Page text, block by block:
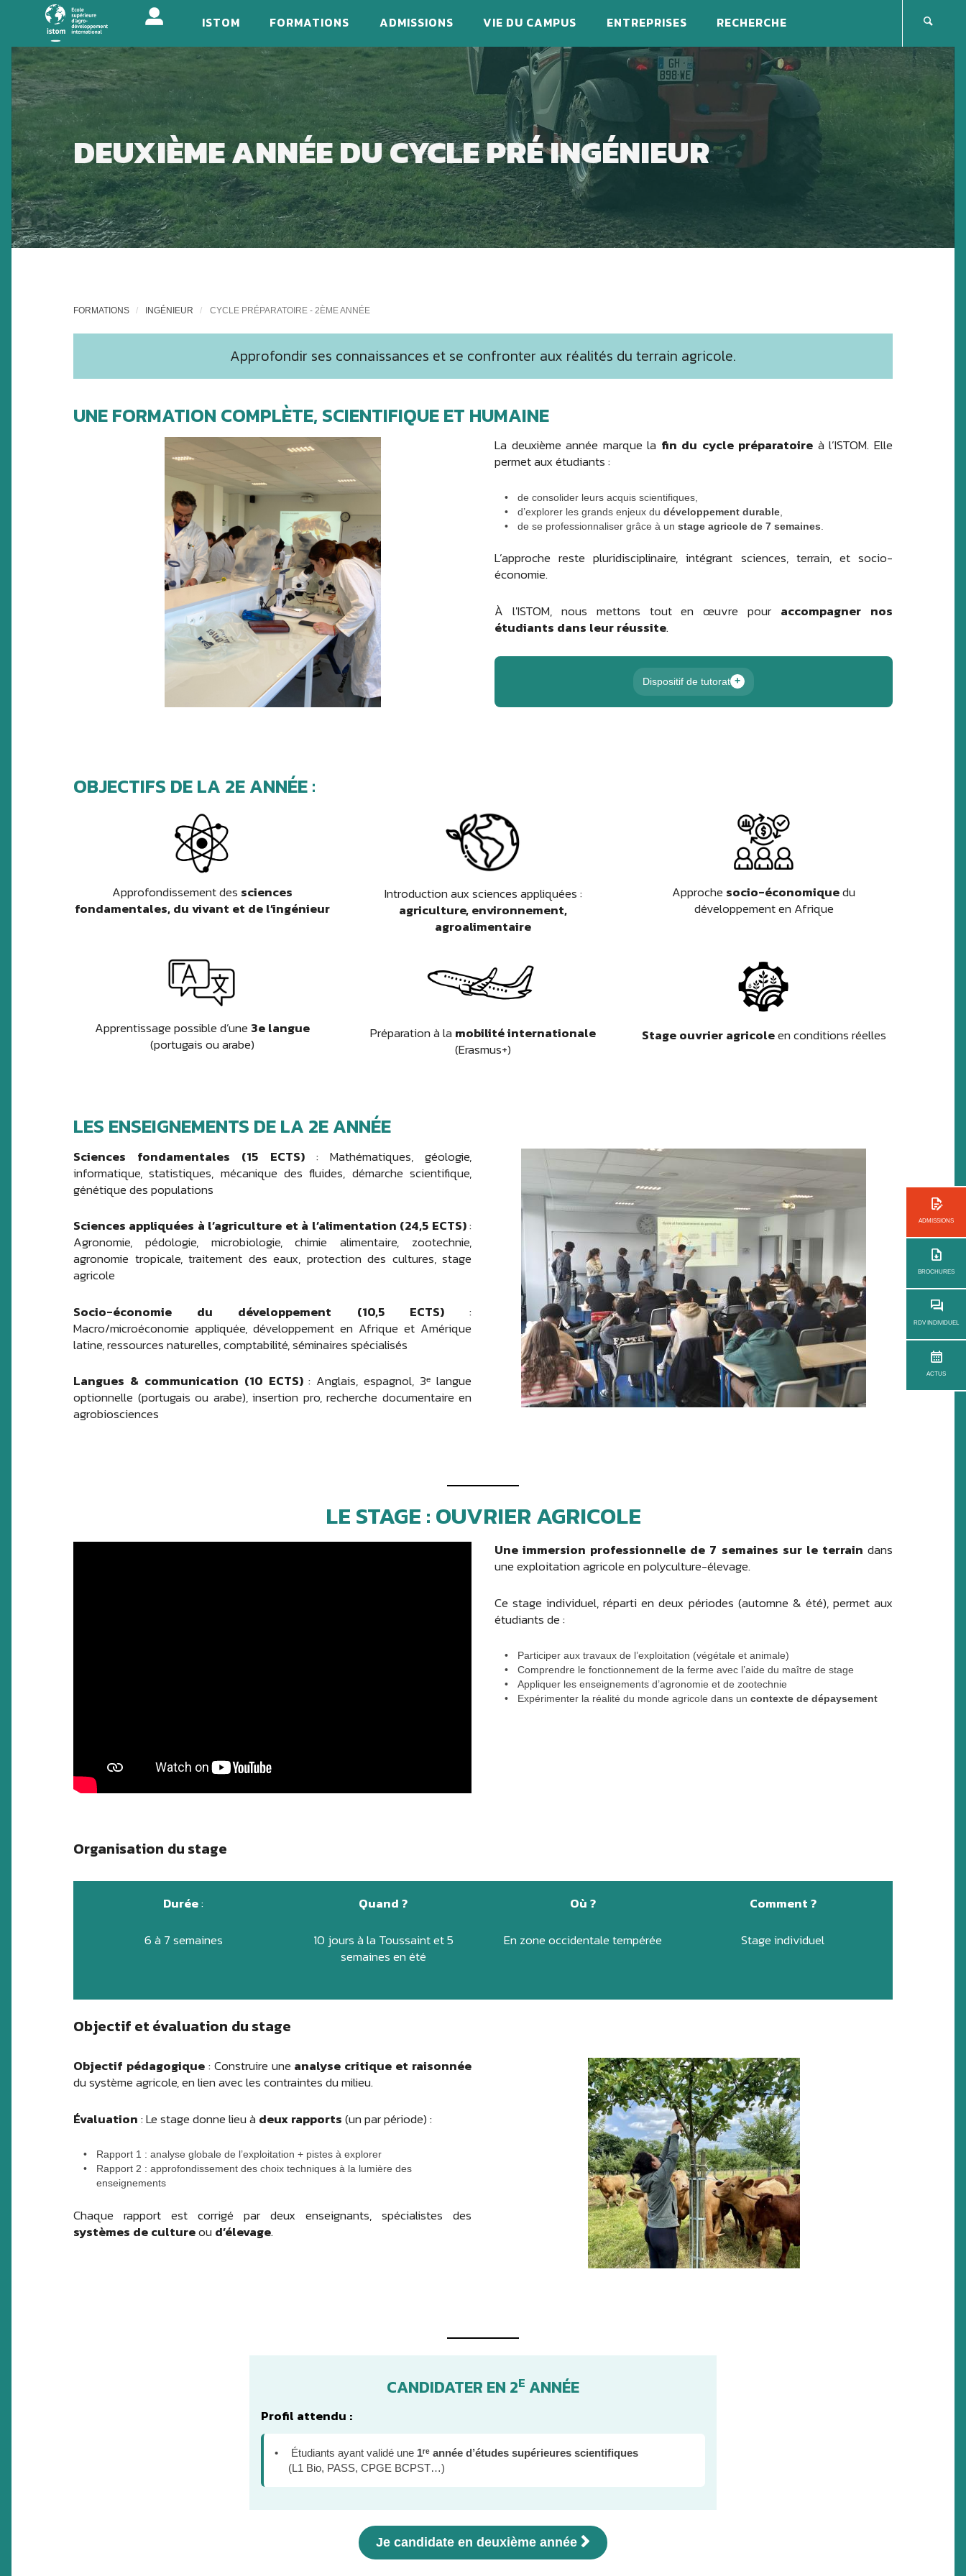
principal
ISTOM FORMATIONS ADMISSIONS VIE DU CAMPUS ENTREPRISES RECHERCHE
ADMISSIONS
BROCHURES
RDV INDIVIDUEL
ACTUS
DEUXIÈME ANNÉE DU CYCLE PRÉ INGÉNIEUR
FORMATIONS INGÉNIEUR CYCLE PRÉPARATOIRE - 2ÈME ANNÉE
Approfondir ses connaissances et se confronter aux réalités du terrain agricole.
UNE FORMATION COMPLÈTE, SCIENTIFIQUE ET HUMAINE
La deuxième année marque la fin du cycle préparatoire à l’ISTOM. Elle
permet aux étudiants :
de consolider leurs acquis scientifiques,
d’explorer les grands enjeux dudéveloppement durable
de se professionnaliser grâce à unstage agricole de 7 semaines
L’approche reste pluridisciplinaire, intégrant sciences, terrain, et socio-
économie.
À l'ISTOM, nous mettons tout en œuvre pour accompagner nos
étudiants dans leur réussite.
Dispositif de tutorat +
OBJECTIFS DE LA 2E ANNÉE :
Approfondissement des sciences
fondamentales, du vivant et de l’ingénieur
Introduction aux sciences appliquées :
agriculture, environnement,
agroalimentaire
Approche socio-économiquedu
développement en Afrique
Apprentissage possible d’une 3e langue
(portugais ou arabe)
Préparation à la mobilité internationale
(Erasmus+)
Stage ouvrier agricoleen conditions réelles
LES ENSEIGNEMENTS DE LA 2E ANNÉE
Sciences fondamentales (15 ECTS): Mathématiques, géologie,
informatique, statistiques, mécanique des fluides, démarche scientifique,
génétique des populations
Sciences appliquées à l’agriculture et à l’alimentation (24,5 ECTS):
Agronomie, pédologie, microbiologie, chimie alimentaire, zootechnie,
agronomie tropicale, traitement des eaux, protection des cultures, stage
agricole
Socio-économie du développement (10,5 ECTS):
Macro/microéconomie appliquée, développement en Afrique et Amérique
latine, ressources naturelles, comptabilité, séminaires spécialisés
Langues & communication (10 ECTS): Anglais, espagnol, 3ᵉ langue
optionnelle (portugais ou arabe), insertion pro, recherche documentaire en
agrobiosciences
LE STAGE : OUVRIER AGRICOLE
Une immersion professionnelle de 7 semaines sur le terrain dans
une exploitation agricole en polyculture-élevage.
Ce stage individuel, réparti en deux périodes (automne & été), permet aux
étudiants de :
Participer aux travaux de l’exploitation (végétale et animale)
Comprendre le fonctionnement de la ferme avec l’aide du maître de stage
Appliquer les enseignements d’agronomie et de zootechnie
Expérimenter la réalité du monde agricole dans uncontexte de dépaysement
Organisation du stage
Durée:
6 à 7 semaines
Quand ?
10 jours à la Toussaint et 5
semaines en été
Où ?
En zone occidentale tempérée
Comment ?
Stage individuel
Objectif et évaluation du stage
Objectif pédagogique: Construire une analyse critique et raisonnée
du système agricole, en lien avec les contraintes du milieu.
Évaluation: Le stage donne lieu à deux rapports(un par période) :
Rapport 1 : analyse globale de l’exploitation + pistes à explorer
Rapport 2 : approfondissement des choix techniques à la lumière des
enseignements
Chaque rapport est corrigé par deux enseignants, spécialistes des
systèmes de cultureou d’élevage.
CANDIDATER EN 2E ANNÉE
Profil attendu :
Étudiants ayant validé une 1ʳᵉ année d’études supérieures scientifiques
(L1 Bio, PASS, CPGE BCPST…)
Je candidate en deuxième année